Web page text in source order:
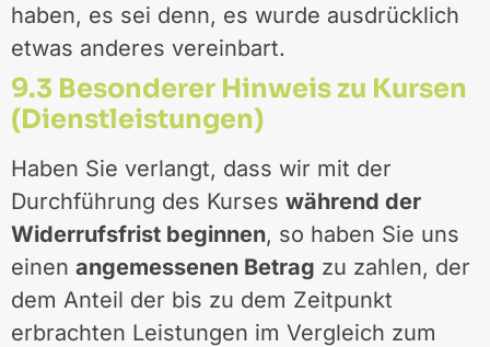
haben, es sei denn, es wurde ausdrücklich
etwas anderes vereinbart.
9.3 Besonderer Hinweis zu Kursen
(Dienstleistungen)
Haben Sie verlangt, dass wir mit der
Durchführung des Kurses während der
Widerrufsfrist beginnen, so haben Sie uns
einen angemessenen Betrag zu zahlen, der
dem Anteil der bis zu dem Zeitpunkt
erbrachten Leistungen im Vergleich zum